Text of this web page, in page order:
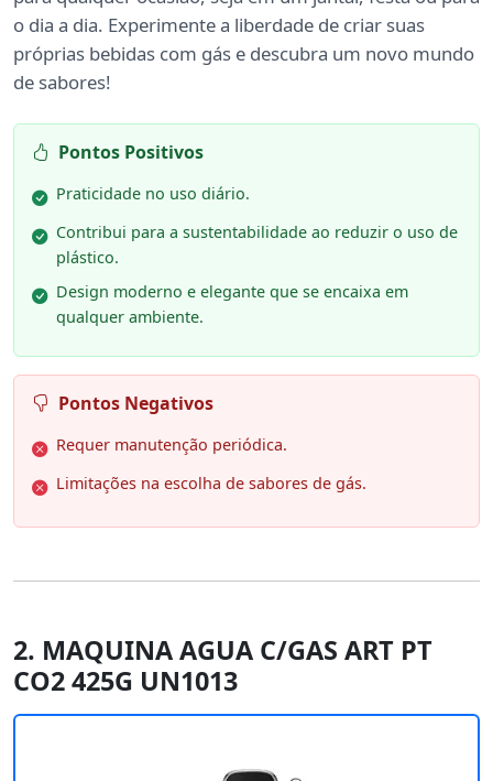
o dia a dia. Experimente a liberdade de criar suas
próprias bebidas com gás e descubra um novo mundo
de sabores!
Pontos Positivos
Praticidade no uso diário.
Contribui para a sustentabilidade ao reduzir o uso de
plástico.
Design moderno e elegante que se encaixa em
qualquer ambiente.
Pontos Negativos
Requer manutenção periódica.
Limitações na escolha de sabores de gás.
2. MAQUINA AGUA C/GAS ART PT
CO2 425G UN1013